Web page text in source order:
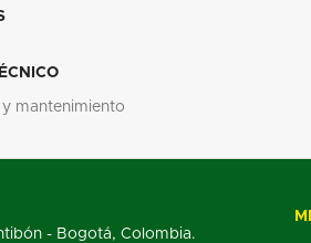
mantenimiento
- Bogotá, Colombia.